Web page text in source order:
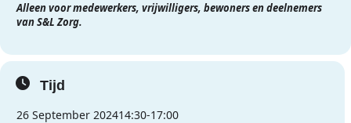
Alleen voor medewerkers, vrijwilligers, bewoners en deelnemers
van S&L Zorg.
Tijd
26 September 202414:30-17:00